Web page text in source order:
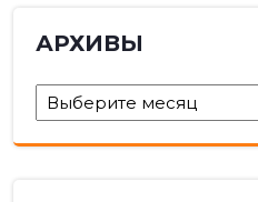
АРХИВЫ
Архивы